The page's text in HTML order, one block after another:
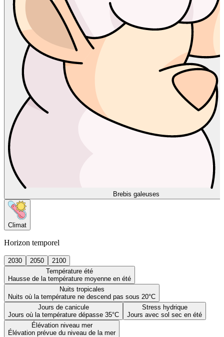
Brebis galeuses
Climat
Horizon temporel
2030 2050
2100
Température été
Hausse de la température moyenne en été
Nuits tropicales
Nuits où la température ne descend pas sous 20°C
Jours de canicule
Jours où la température dépasse 35°C
Stress hydrique
Jours avec sol sec en été
Élévation niveau mer
Élévation prévue du niveau de la mer